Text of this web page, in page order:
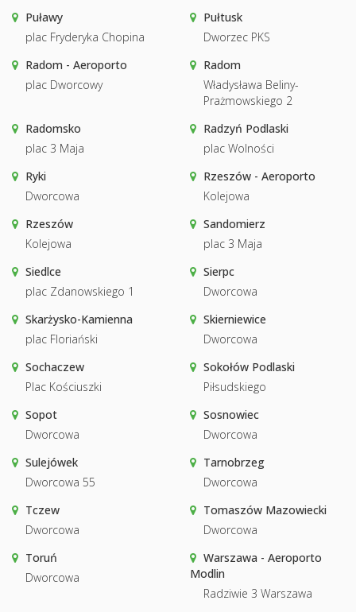
Puławy
plac Fryderyka Chopina
Pułtusk
Dworzec PKS
Radom - Aeroporto
plac Dworcowy
Radom
Władysława Beliny-
Prażmowskiego 2
Radomsko
plac 3 Maja
Radzyń Podlaski
plac Wolności
Ryki
Dworcowa
Rzeszów - Aeroporto
Kolejowa
Rzeszów
Kolejowa
Sandomierz
plac 3 Maja
Siedlce
plac Zdanowskiego 1
Sierpc
Dworcowa
Skarżysko-Kamienna
plac Floriański
Skierniewice
Dworcowa
Sochaczew
Plac Kościuszki
Sokołów Podlaski
Piłsudskiego
Sopot
Dworcowa
Sosnowiec
Dworcowa
Sulejówek
Dworcowa 55
Tarnobrzeg
Dworcowa
Tczew
Dworcowa
Tomaszów Mazowiecki
Dworcowa
Toruń
Dworcowa
Warszawa - Aeroporto
Modlin
Radziwie 3 Warszawa